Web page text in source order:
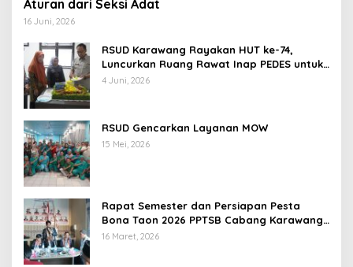
Aturan dari Seksi Adat
16 Juni, 2026
RSUD Karawang Rayakan HUT ke-74,
Luncurkan Ruang Rawat Inap PEDES untuk
Tingkatkan Pelayanan Kesehatan
4 Juni, 2026
RSUD Gencarkan Layanan MOW
15 Mei, 2026
Rapat Semester dan Persiapan Pesta
Bona Taon 2026 PPTSB Cabang Karawang
Digelar
16 Maret, 2026